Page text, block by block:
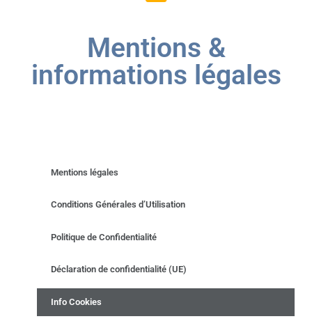
Mentions &
informations légales
Mentions légales
Conditions Générales d’Utilisation
Politique de Confidentialité
Déclaration de confidentialité (UE)
Info Cookies